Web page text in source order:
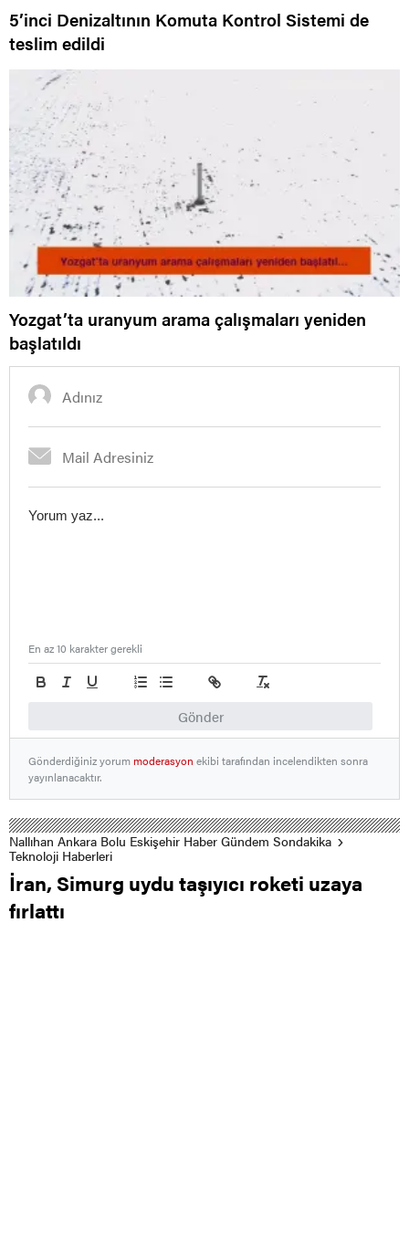
5’inci Denizaltının Komuta Kontrol Sistemi de
teslim edildi
Yozgat’ta uranyum arama çalışmaları yeniden
başlatıldı
Gönder
En az 10 karakter gerekli
Gönderdiğiniz yorummoderasyon ekibi tarafından incelendikten sonra
yayınlanacaktır.
Nallıhan Ankara Bolu Eskişehir Haber Gündem Sondakika
Teknoloji Haberleri
İran, Simurg uydu taşıyıcı roketi uzaya
fırlattı